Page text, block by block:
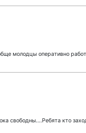
молодцы оперативно
свободны....Ребята кто